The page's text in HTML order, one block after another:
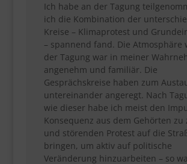
Ich habe an der Tagung
ich die Kombination der
Kreise – Klimaprotest und
– spannend fand. Die Atmosphäre
der Tagung war in meiner
angenehm und familiär. Die
Gesprächskreise haben zum
untereinander angeregt. Nach
wie dieser habe ich meist den
Konsequenz aus dem Gehörten zu
und störenden Protest auf die
bringen, um aktiv auf politische
Veränderung hinzuarbeiten – so